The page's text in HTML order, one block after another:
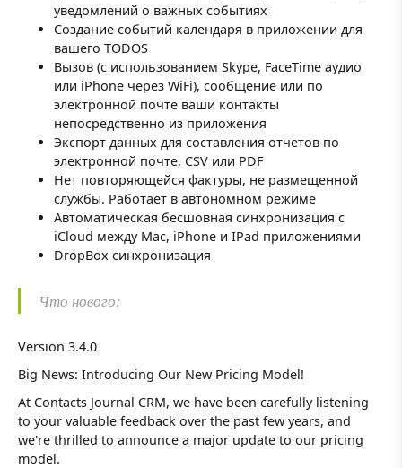
уведомлений о важных событиях
Создание событий календаря в приложении для
вашего TODOS
Вызов (с использованием Skype, FaceTime аудио
или iPhone через WiFi), сообщение или по
электронной почте ваши контакты
непосредственно из приложения
Экспорт данных для составления отчетов по
электронной почте, CSV или PDF
Нет повторяющейся фактуры, не размещенной
службы. Работает в автономном режиме
Автоматическая бесшовная синхронизация с
iCloud между Mac, iPhone и IPad приложениями
DropBox синхронизация
Что нового:
Version 3.4.0
Big News: Introducing Our New Pricing Model!
At Contacts Journal CRM, we have been carefully listening
to your valuable feedback over the past few years, and
we're thrilled to announce a major update to our pricing
model.